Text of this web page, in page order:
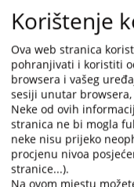
суда у Требињу.
Korištenje
Ova web stranica
pohranjivati i koristiti
browsera i vašeg
sesiji unutar browsera,
Neke od ovih
stranica ne bi mogla
neke nisu prijeko
procjenu nivoa
stranice...).
Na ovom mjestu